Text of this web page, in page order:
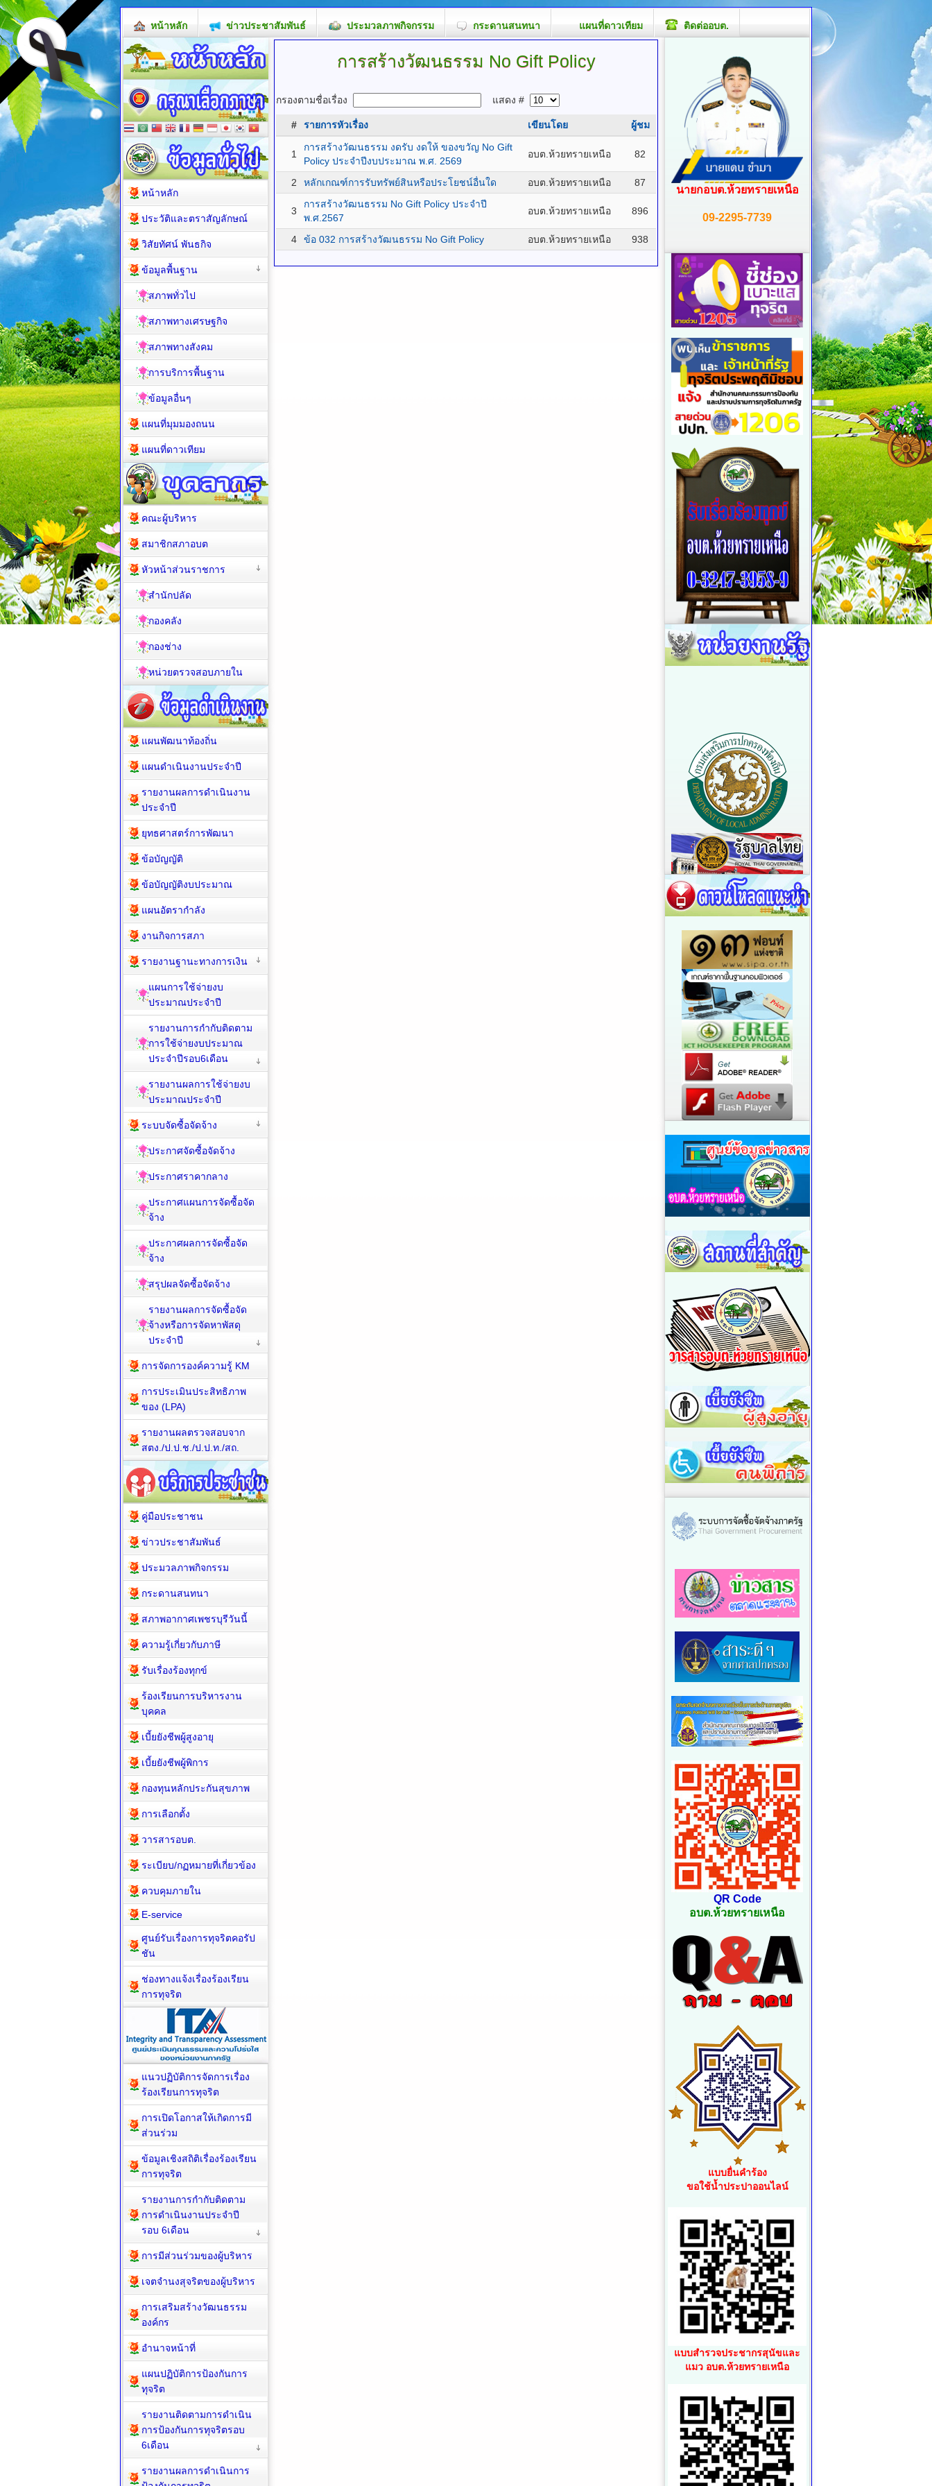
หน้าหลัก ข่าวประชาสัมพันธ์ ประมวลภาพกิจกรรม กระดานสนทนา แผนที่ดาวเทียม ติดต่ออบต.
การสร้างวัฒนธรรม No Gift Policy
กรองตามชื่อเรื่อง แสดง #
# รายการหัวเรื่อง เขียนโดย ผู้ชม
1
การสร้างวัฒนธรรม งดรับ งดให้ ของขวัญ No Gift
Policy ประจำปีงบประมาณ พ.ศ. 2569
อบต.ห้วยทรายเหนือ 82
2 หลักเกณฑ์การรับทรัพย์สินหรือประโยชน์อื่นใด อบต.ห้วยทรายเหนือ 87
3
การสร้างวัฒนธรรม No Gift Policy ประจำปี
พ.ศ.2567
อบต.ห้วยทรายเหนือ 896
4 ข้อ 032 การสร้างวัฒนธรรม No Gift Policy อบต.ห้วยทรายเหนือ 938
หน้าหลัก
ประวัติและตราสัญลักษณ์
วิสัยทัศน์ พันธกิจ
ข้อมูลพื้นฐาน
สภาพทั่วไป
สภาพทางเศรษฐกิจ
สภาพทางสังคม
การบริการพื้นฐาน
ข้อมูลอื่นๆ
แผนที่มุมมองถนน
แผนที่ดาวเทียม
คณะผู้บริหาร
สมาชิกสภาอบต
หัวหน้าส่วนราชการ
สำนักปลัด
กองคลัง
กองช่าง
หน่วยตรวจสอบภายใน
แผนพัฒนาท้องถิ่น
แผนดำเนินงานประจำปี
รายงานผลการดำเนินงาน
ประจำปี
ยุทธศาสตร์การพัฒนา
ข้อบัญญัติ
ข้อบัญญัติงบประมาณ
แผนอัตรากำลัง
งานกิจการสภา
รายงานฐานะทางการเงิน
แผนการใช้จ่ายงบ
ประมาณประจำปี
รายงานการกำกับติดตาม
การใช้จ่ายงบประมาณ
ประจำปีรอบ6เดือน
รายงานผลการใช้จ่ายงบ
ประมาณประจำปี
ระบบจัดซื้อจัดจ้าง
ประกาศจัดซื้อจัดจ้าง
ประกาศราคากลาง
ประกาศแผนการจัดซื้อจัด
จ้าง
ประกาศผลการจัดซื้อจัด
จ้าง
สรุปผลจัดซื้อจัดจ้าง
รายงานผลการจัดซื้อจัด
จ้างหรือการจัดหาพัสดุ
ประจำปี
การจัดการองค์ความรู้ KM
การประเมินประสิทธิภาพ
ของ (LPA)
รายงานผลตรวจสอบจาก
สตง./ป.ป.ช./ป.ป.ท./สถ.
คู่มือประชาชน
ข่าวประชาสัมพันธ์
ประมวลภาพกิจกรรม
กระดานสนทนา
สภาพอากาศเพชรบุรีวันนี้
ความรู้เกี่ยวกับภาษี
รับเรื่องร้องทุกข์
ร้องเรียนการบริหารงาน
บุคคล
เบี้ยยังชีพผู้สูงอายุ
เบี้ยยังชีพผู้พิการ
กองทุนหลักประกันสุขภาพ
การเลือกตั้ง
วารสารอบต.
ระเบียบ/กฏหมายที่เกี่ยวข้อง
ควบคุมภายใน
E-service
ศูนย์รับเรื่องการทุจริตคอรัป
ชัน
ช่องทางแจ้งเรื่องร้องเรียน
การทุจริต
แนวปฏิบัติการจัดการเรื่อง
ร้องเรียนการทุจริต
การเปิดโอกาสให้เกิดการมี
ส่วนร่วม
ข้อมูลเชิงสถิติเรื่องร้องเรียน
การทุจริต
รายงานการกำกับติดตาม
การดำเนินงานประจำปี
รอบ 6เดือน
การมีส่วนร่วมของผู้บริหาร
เจตจำนงสุจริตของผู้บริหาร
การเสริมสร้างวัฒนธรรม
องค์กร
อำนาจหน้าที่
แผนปฏิบัติการป้องกันการ
ทุจริต
รายงานติดตามการดำเนิน
การป้องกันการทุจริตรอบ
6เดือน
รายงานผลการดำเนินการ
นายกอบต.ห้วยทรายเหนือ
09-2295-7739
QR Code
อบต.ห้วยทรายเหนือ
แบบยื่นคำร้อง
ขอใช้น้ำประปาออนไลน์
แบบสำรวจประชากรสุนัขและ
แมว อบต.ห้วยทรายเหนือ